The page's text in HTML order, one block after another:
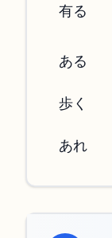
有る
ある
歩く
あれ